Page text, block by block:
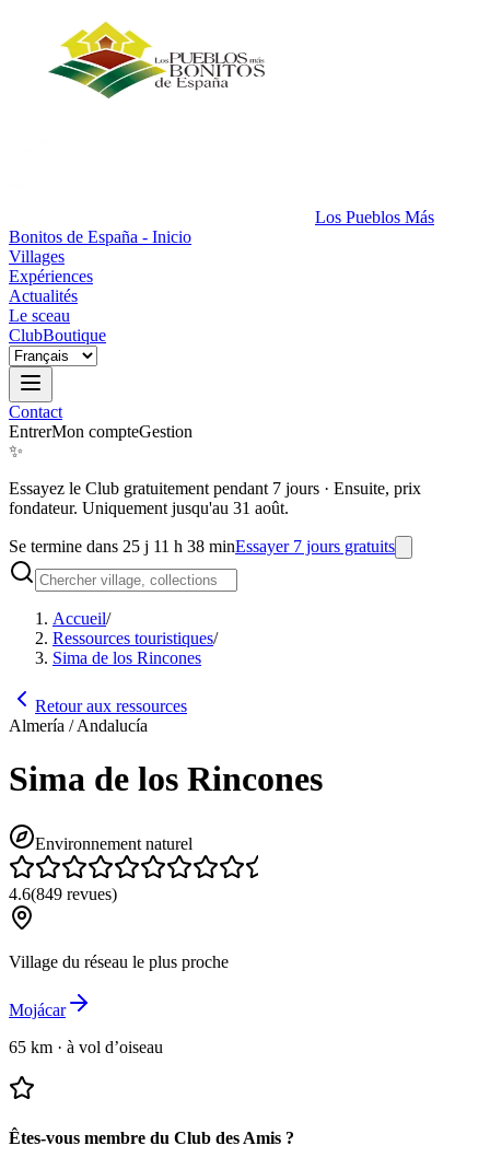
Los Pueblos Más
Bonitos de España - Inicio
Villages
Expériences
Actualités
Le sceau
ClubBoutique
Contact
EntrerMon compteGestion
✨
Essayez le Club gratuitement pendant 7 jours · Ensuite, prix
fondateur. Uniquement jusqu'au 31 août.
Se termine dans 25 j 11 h 38 minEssayer 7 jours gratuits
Accueil/
Ressources touristiques/
Sima de los Rincones
Retour aux ressources
Almería / Andalucía
Sima de los Rincones
Environnement naturel
4.6(849 revues)
Village du réseau le plus proche
Mojácar
65 km · à vol d’oiseau
Êtes-vous membre du Club des Amis ?